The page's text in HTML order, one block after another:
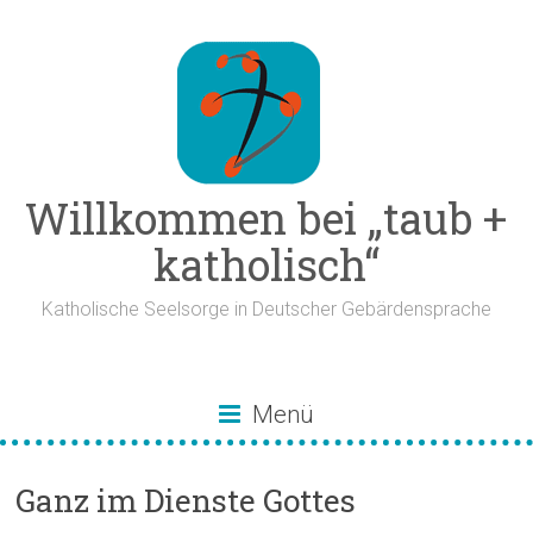
Willkommen bei „taub +
katholisch“
Katholische Seelsorge in Deutscher Gebärdensprache
Menü
Ganz im Dienste Gottes